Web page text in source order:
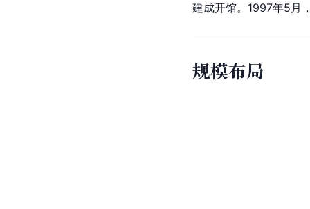
建成开馆。1997年5月
规模布局